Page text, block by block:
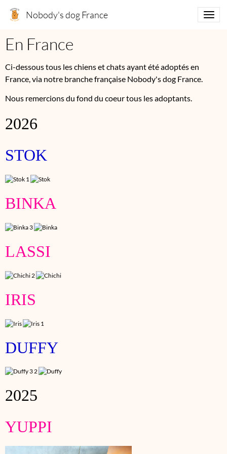
Nobody's dog France
En France
Ci-dessous tous les chiens et chats ayant été adoptés en
France, via notre branche française Nobody's dog France.
Nous remercions du fond du coeur tous les adoptants.
2026
STOK
BINKA
LASSI
IRIS
DUFFY
2025
YUPPI